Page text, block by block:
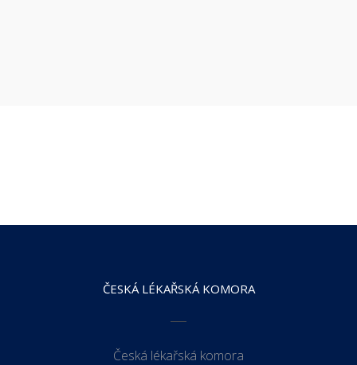
ČESKÁ LÉKAŘSKÁ KOMORA
Česká lékařská komora